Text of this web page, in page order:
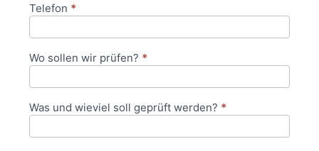
Telefon *
Wo sollen wir prüfen? *
Was und wieviel soll geprüft werden? *